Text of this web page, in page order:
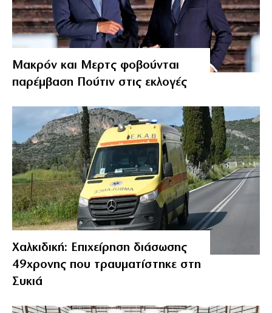
Μακρόν και Μερτς φοβούνται
παρέμβαση Πούτιν στις εκλογές
Χαλκιδική: Επιχείρηση διάσωσης
49χρονης που τραυματίστηκε στη
Συκιά